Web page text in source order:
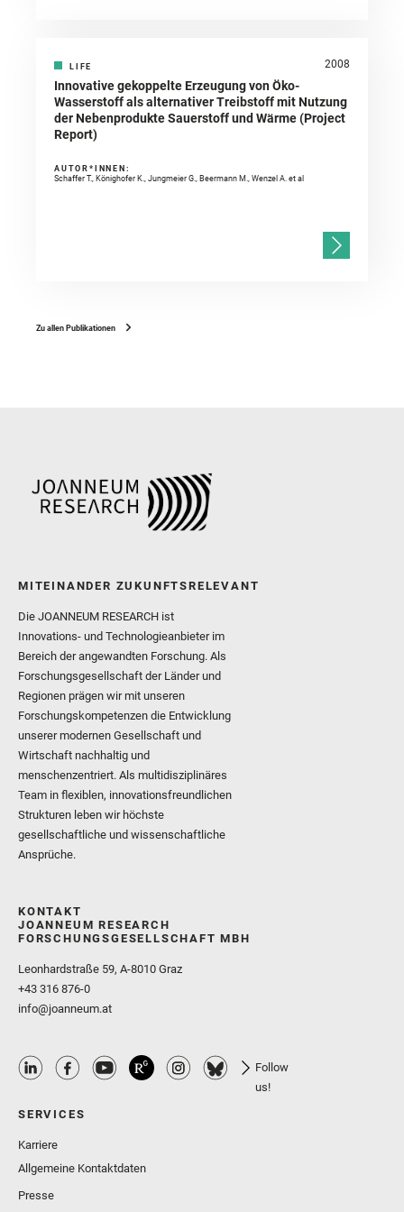
LIFE 2008
Innovative gekoppelte Erzeugung von Öko-
Wasserstoff als alternativer Treibstoff mit Nutzung
der Nebenprodukte Sauerstoff und Wärme (Project
Report)
AUTOR*INNEN:
Schaffer T., Könighofer K., Jungmeier G., Beermann M., Wenzel A. et al
Zu allen Publikationen
MITEINANDER ZUKUNFTSRELEVANT
Die JOANNEUM RESEARCH ist
Innovations- und Technologieanbieter im
Bereich der angewandten Forschung. Als
Forschungsgesellschaft der Länder und
Regionen prägen wir mit unseren
Forschungskompetenzen die Entwicklung
unserer modernen Gesellschaft und
Wirtschaft nachhaltig und
menschenzentriert. Als multidisziplinäres
Team in flexiblen, innovationsfreundlichen
Strukturen leben wir höchste
gesellschaftliche und wissenschaftliche
Ansprüche.
KONTAKT
JOANNEUM RESEARCH
FORSCHUNGSGESELLSCHAFT MBH
Leonhardstraße 59, A-8010 Graz
+43 316 876-0
info@joanneum.at
Follow
us!
SERVICES
Karriere
Allgemeine Kontaktdaten
Presse